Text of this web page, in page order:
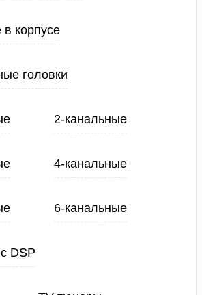
корпусе
головки
2-канальные
4-канальные
6-канальные
DSP